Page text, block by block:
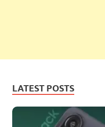
LATEST POSTS